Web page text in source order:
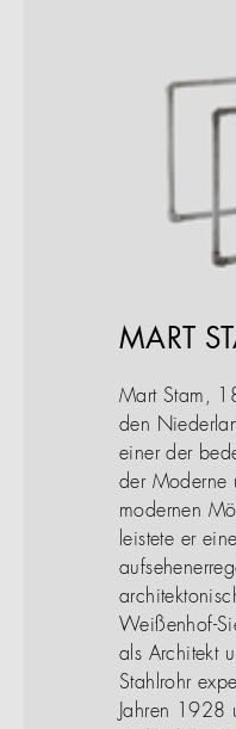
MART
Mart Stam,
den
einer der
der Moderne
modernen
leistete er
Weißenhof-
als Architekt
Stahlrohr
Jahren